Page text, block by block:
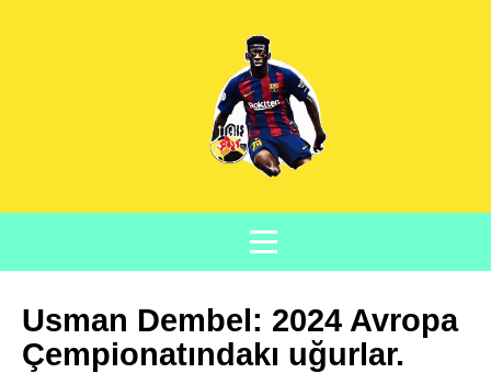
Usman Dembel: 2024 Avropa
Çempionatındakı uğurlar.